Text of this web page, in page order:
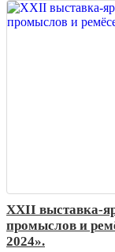
XXII выставка-
промыслов и
2024».